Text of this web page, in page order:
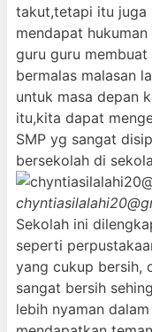
takut,tetapi itu juga
mendapat
guru guru
bermalas malasan
untuk masa depan
itu,kita dapat
SMP yg sangat
bersekolah di
Sekolah ini
seperti
yang cukup bersih,
sangat bersih
lebih nyaman